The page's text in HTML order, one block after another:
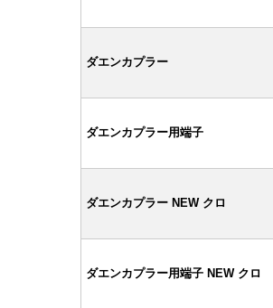
ダエンカプラー
ダエンカプラー用端子
ダエンカプラー NEW クロ
ダエンカプラー用端子 NEW クロ